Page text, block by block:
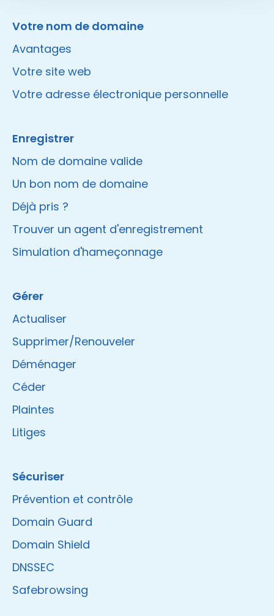
Votre nom de domaine
Avantages
Votre site web
Votre adresse électronique personnelle
Enregistrer
Nom de domaine valide
Un bon nom de domaine
Déjà pris ?
Trouver un agent d'enregistrement
Simulation d'hameçonnage
Gérer
Actualiser
Supprimer/Renouveler
Déménager
Céder
Plaintes
Litiges
Sécuriser
Prévention et contrôle
Domain Guard
Domain Shield
DNSSEC
Safebrowsing